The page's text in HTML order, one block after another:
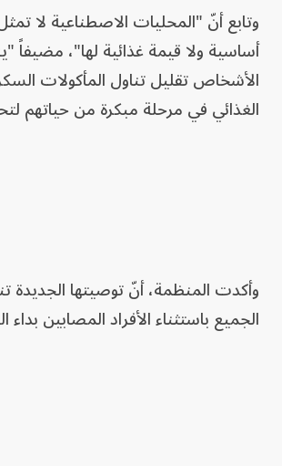
وتابع أنّ "المحليات الاصطناعية لا
أساسية ولا قيمة غذائية لها"، مضيفاً
الأشخاص تقليل تناول المأكولات
الغذائي في مرحلة مبكرة من حياتهم
وأكدت المنظمة، أنّ توصيتها الجديدة
الجميع باستثناء الأفراد المصابين